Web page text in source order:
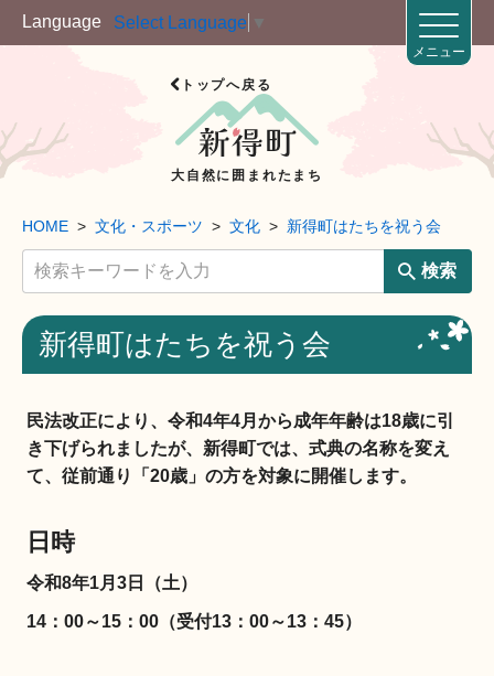
Language Select Language
トップへ戻る
大自然に囲まれたまち
メニュー
HOME 文化・スポーツ 文化 新得町はたちを祝う会
検索
新得町はたちを祝う会
民法改正により、令和4年4月から成年年齢は18歳に引
き下げられましたが、新得町では、式典の名称を変え
て、従前通り「20歳」の方を対象に開催します。
日時
令和8年1月3日（土）
14：00～15：00（受付13：00～13：45）